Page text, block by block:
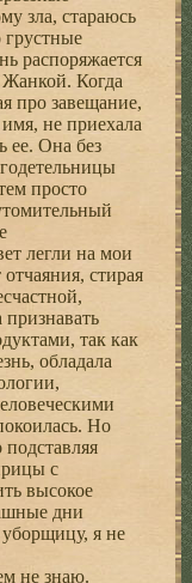
зла, стараюсь
грустные
распоряжается
Когда
про завещание,
не приехала
ее. Она без
просто
легли на мои
стирая
признавать
так как
обладала
Но
с
высокое
дни
я не
не знаю.